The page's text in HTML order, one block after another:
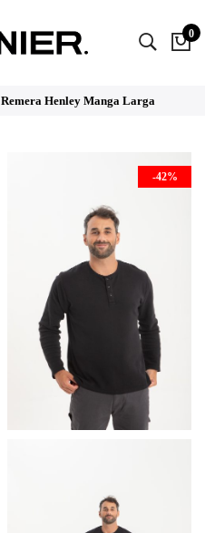
0
Remera Henley Manga Larga
-42%